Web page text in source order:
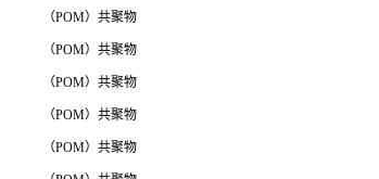
（POM）共聚物
（POM）共聚物
（POM）共聚物
（POM）共聚物
（POM）共聚物